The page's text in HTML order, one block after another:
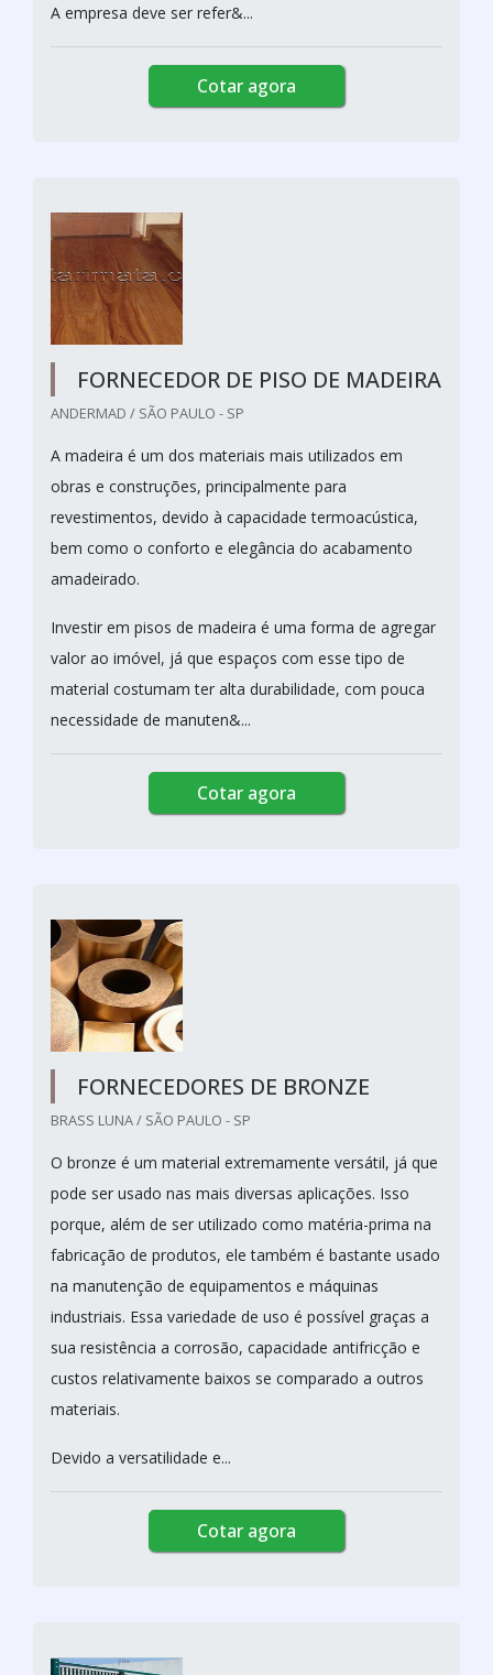
A empresa deve ser refer&...
Cotar agora
FORNECEDOR DE PISO DE MADEIRA
ANDERMAD / SÃO PAULO - SP
A madeira é um dos materiais mais utilizados em
obras e construções, principalmente para
revestimentos, devido à capacidade termoacústica,
bem como o conforto e elegância do acabamento
amadeirado.
Investir em pisos de madeira é uma forma de agregar
valor ao imóvel, já que espaços com esse tipo de
material costumam ter alta durabilidade, com pouca
necessidade de manuten&...
Cotar agora
FORNECEDORES DE BRONZE
BRASS LUNA / SÃO PAULO - SP
O bronze é um material extremamente versátil, já que
pode ser usado nas mais diversas aplicações. Isso
porque, além de ser utilizado como matéria-prima na
fabricação de produtos, ele também é bastante usado
na manutenção de equipamentos e máquinas
industriais. Essa variedade de uso é possível graças a
sua resistência a corrosão, capacidade antifricção e
custos relativamente baixos se comparado a outros
materiais.
Devido a versatilidade e...
Cotar agora